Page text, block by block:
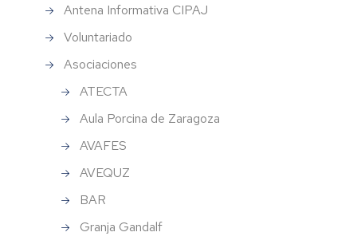
Antena Informativa CIPAJ
Voluntariado
Asociaciones
ATECTA
Aula Porcina de Zaragoza
AVAFES
AVEQUZ
BAR
Granja Gandalf